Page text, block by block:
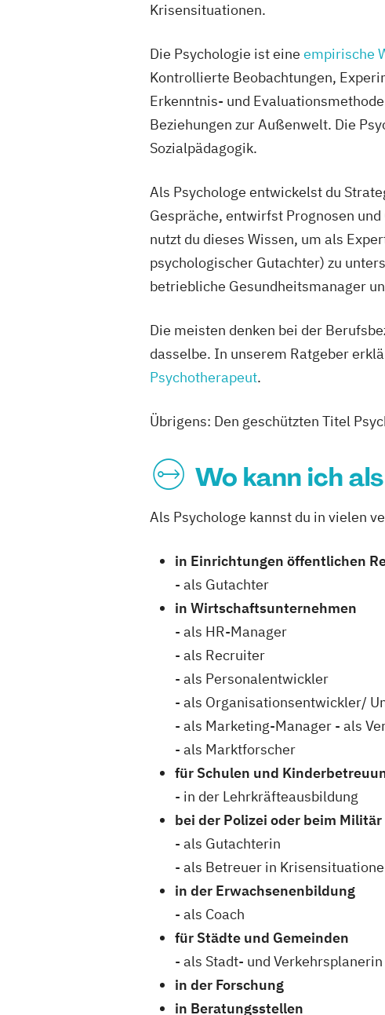
Krisensituationen.
Die Psychologie ist eine empirische
Kontrollierte Beobachtungen,
Erkenntnis- und
Beziehungen zur Außenwelt. Die
Sozialpädagogik.
Als Psychologe entwickelst du
Gespräche, entwirfst Prognosen
nutzt du dieses Wissen, um als
psychologischer Gutachter) zu
betriebliche Gesundheitsmanager
Die meisten denken bei der
dasselbe. In unserem Ratgeber
Psychotherapeut.
Übrigens: Den geschützten Titel
Wo kann ich
Als Psychologe kannst du in vielen
in Einrichtungen öffentlichen
- als Gutachter
in Wirtschaftsunternehmen
- als HR-Manager
- als Recruiter
- als Personalentwickler
- als Organisationsentwickler/
- als Marketing-Manager - als
- als Marktforscher
für Schulen und
- in der Lehrkräfteausbildung
bei der Polizei oder beim Militär
- als Gutachterin
- als Betreuer in
in der Erwachsenenbildung
- als Coach
für Städte und Gemeinden
- als Stadt- und Verkehrsplanerin
in der Forschung
in Beratungsstellen